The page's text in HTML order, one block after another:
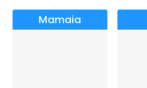
Mamaia